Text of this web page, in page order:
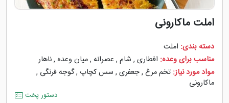
املت ماکارونی
دسته بندی: املت
مناسب برای وعده: افطاری , شام , عصرانه ,میان وعده ,ناهار
مواد مورد نیاز: تخم مرغ ,جعفری , سس کچاپ ,گوجه ‌فرنگی ,
ماکارونی
دستور پخت